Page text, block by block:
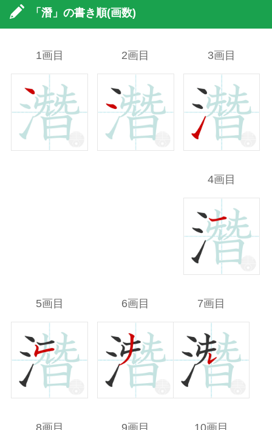
「潛」の書き順(画数)
1画目 2画目 3画目
4画目
5画目 6画目 7画目
8画目 9画目 10画目